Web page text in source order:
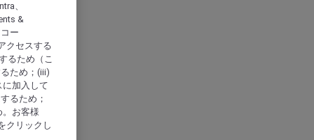
、
&
ー
クセスする
るため（こ
ため；(iii)
加入して
るため；
お客様
クリックし